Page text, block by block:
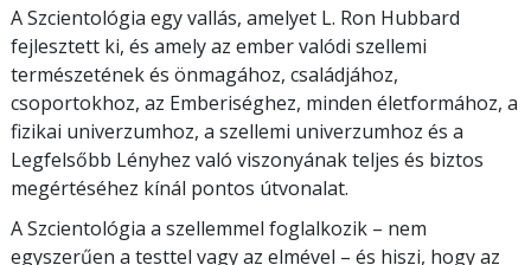
A Szcientológia egy vallás, amelyet L. Ron Hubbard
fejlesztett ki, és amely az ember valódi szellemi
természetének és önmagához, családjához,
csoportokhoz, az Emberiséghez, minden életformához, a
fizikai univerzumhoz, a szellemi univerzumhoz és a
Legfelsőbb Lényhez való viszonyának teljes és biztos
megértéséhez kínál pontos útvonalat.
A Szcientológia a szellemmel foglalkozik – nem
egyszerűen a testtel vagy az elmével – és hiszi, hogy az